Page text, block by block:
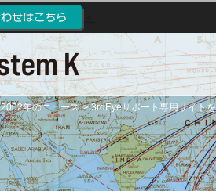
2002年のニュース 3rdEyeサポート専用サイト